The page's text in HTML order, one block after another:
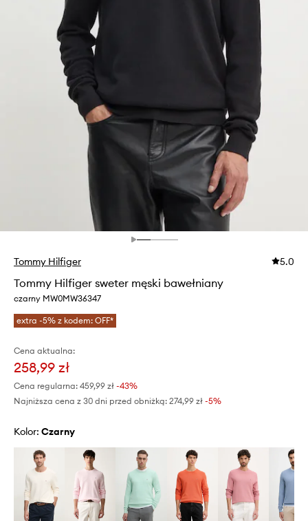
Tommy Hilfiger 5.0
Tommy Hilfiger sweter męski bawełniany
czarny MW0MW36347
extra -5% z kodem: OFF*
Cena aktualna:
258,99 zł
Cena regularna: 459,99 zł -43%
Najniższa cena z 30 dni przed obniżką: 274,99 zł -5%
Kolor: czarny